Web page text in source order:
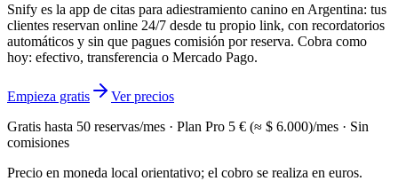
Snify es la app de citas para adiestramiento canino en Argentina: tus
clientes reservan online 24/7 desde tu propio link, con recordatorios
automáticos y sin que pagues comisión por reserva. Cobra como
hoy: efectivo, transferencia o Mercado Pago.
Empieza gratis
Ver precios
Gratis hasta 50 reservas/mes · Plan Pro 5 € (≈ $ 6.000)/mes · Sin
comisiones
Precio en moneda local orientativo; el cobro se realiza en euros.